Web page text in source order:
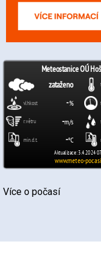
Více o počasí